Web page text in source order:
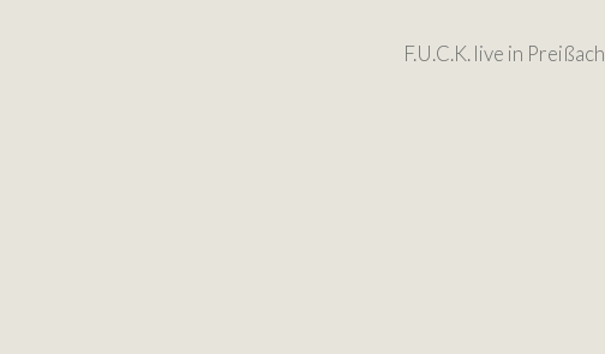
F.U.C.K. live in Preißach